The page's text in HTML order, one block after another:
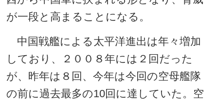
が一段と高まることになる。
中国戦艦による太平洋進出は年々増加
しており、２００８年には２回だった
が、昨年は８回、今年は今回の空母艦隊
の前に過去最多の10回に達していた。空